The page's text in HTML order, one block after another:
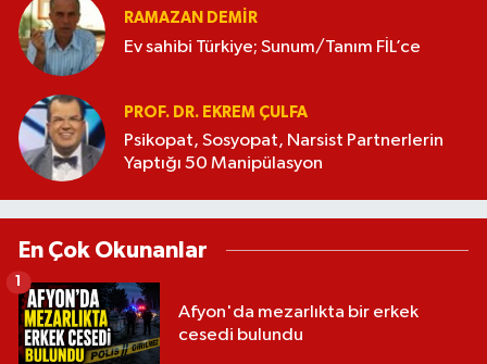
RAMAZAN DEMİR
Ev sahibi Türkiye; Sunum/Tanım FİL’ce
PROF. DR. EKREM ÇULFA
Psikopat, Sosyopat, Narsist Partnerlerin
Yaptığı 50 Manipülasyon
En Çok Okunanlar
Afyon'da mezarlıkta bir erkek
cesedi bulundu
1